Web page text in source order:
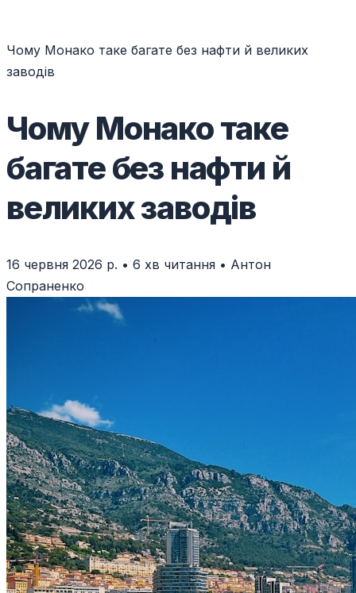
Чому Монако таке багате без нафти й великих
заводів
Чому Монако таке
багате без нафти й
великих заводів
16 червня 2026 р. • 6 хв читання • Антон
Сопраненко